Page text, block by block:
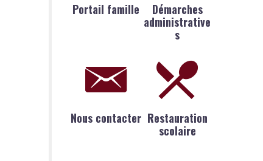
Portail famille
Démarches
administrative
s
Nous contacter Restauration
scolaire